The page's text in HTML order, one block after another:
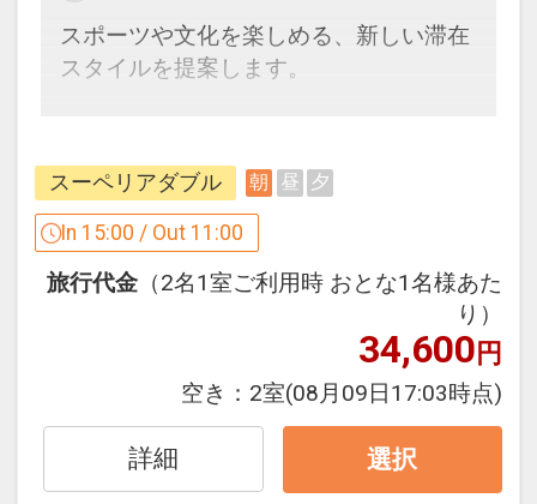
※内容や時間は予告なく変更される場合
がございます。
設定期間：2026年4月1日～2027年3月
31日
インターネットコース番号：DP-1-
17873917
スポーツや文化を楽しめる、新しい滞在
スタイルを提案します。
●「滞在そのものが、体験そのもの」多
彩なエンターテインメントをご用意して
います。
いたします。
（1）ヨガ（開催時間：8:00～9:00）
（2）空手（開催時間：8:00～9:00）
（3）日本茶ワークショップ（開催時
間：9:30～10:30）
（4）DJナイト・サックスナイト・コメ
スーペリアダブル 朝 昼 夕
In 15:00 / Out 11:00
旅行代金 （2名1室ご利用時 おとな1名様あた
り）
34,600円
空き： 2室(08月09日17:03時点)
詳細 選択